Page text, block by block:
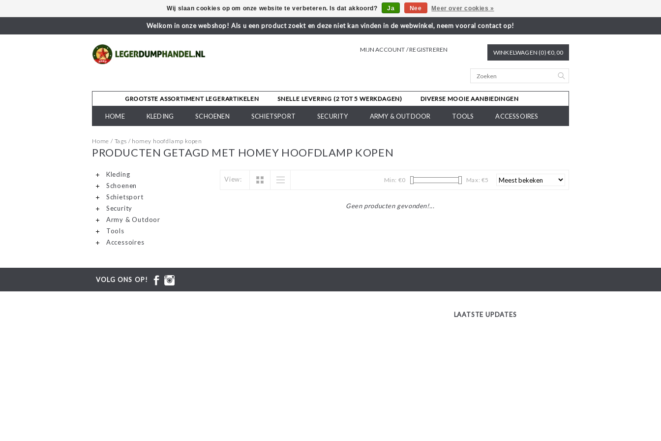
Welkom in onze webshop! Als u een product zoekt en deze niet kan vinden in de webwinkel, neem vooral contact op!
MIJN ACCOUNT / REGISTREREN WINKELWAGEN (0) €0,00
GROOTSTE ASSORTIMENT LEGERARTIKELEN SNELLE LEVERING (2 TOT 5 WERKDAGEN) DIVERSE MOOIE AANBIEDINGEN
HOME KLEDING SCHOENEN SCHIETSPORT SECURITY ARMY & OUTDOOR TOOLS ACCESSOIRES
Home / Tags / homey hoofdlamp kopen
PRODUCTEN GETAGD MET HOMEY HOOFDLAMP KOPEN
Kleding
Schoenen
Schietsport
Security
Army & Outdoor
Tools
Accessoires
View: Min: €0 Max: €5
Geen producten gevonden!...
VOLG ONS OP!
LAATSTE UPDATES
Wij slaan cookies op om onze website te verbeteren. Is dat akkoord? Ja Nee Meer over cookies »